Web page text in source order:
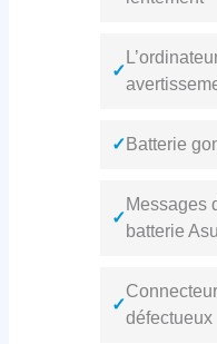
✓
✓ Batterie
✓
Messages
batterie
✓
défectueux